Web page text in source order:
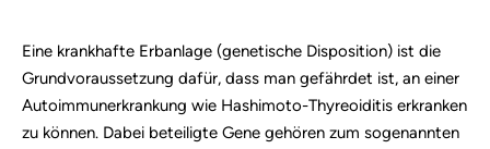
Eine krankhafte Erbanlage (genetische Disposition) ist die
Grundvoraussetzung dafür, dass man gefährdet ist, an einer
Autoimmunerkrankung wie Hashimoto-Thyreoiditis erkranken
zu können. Dabei beteiligte Gene gehören zum sogenannten